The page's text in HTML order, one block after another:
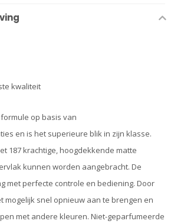
kwaliteit
op basis van
en is het superieure blik in zijn klasse.
187 krachtige, hoogdekkende matte
kunnen worden aangebracht. De
met perfecte controle en bediening. Door
mogelijk snel opnieuw aan te brengen en
met andere kleuren. Niet-geparfumeerde